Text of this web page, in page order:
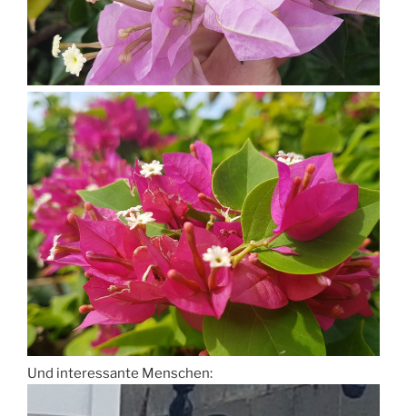
Und interessante Menschen: